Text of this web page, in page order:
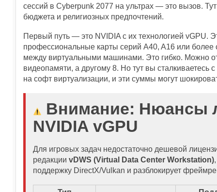
сессий в Cyberpunk 2077 на ультрах — это вызов.
бюджета и религиозных предпочтений.
Первый путь — это NVIDIA с их технологией vGPU.
профессиональные карты серий A40, A16 или
между виртуальными машинами. Это гибко. Можно
видеопамяти, а другому 8. Но тут вы сталкиваетесь
на софт виртуализации, и эти суммы могут
Внимание: Нюансы
NVIDIA vGPU
Для игровых задач недостаточно дешевой
редакции vDWS (Virtual Data Center Workstation)
поддержку DirectX/Vulkan и разблокирует